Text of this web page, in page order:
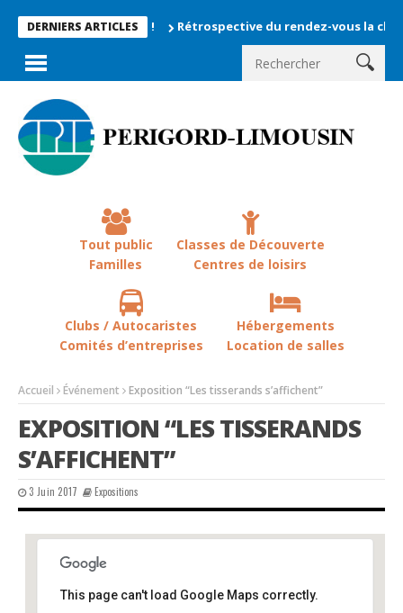
DERNIERS ARTICLESRétrospective du rendez-vous la chevêche
Tout public
Familles
Classes de Découverte
Centres de loisirs
Clubs / Autocaristes
Comités d’entreprises
Hébergements
Location de salles
Accueil Événement Exposition “Les tisserands s’affichent”
EXPOSITION “LES TISSERANDS
S’AFFICHENT”
3 Juin 2017 Expositions
This page can't load Google Maps correctly.